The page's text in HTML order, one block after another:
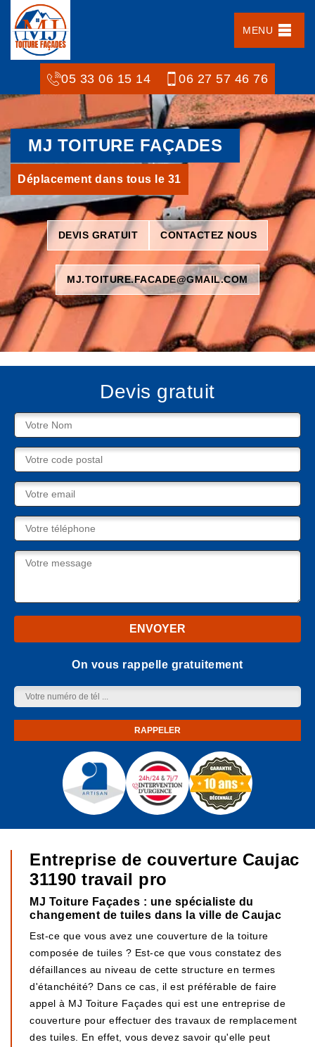
MENU
05 33 06 15 14 06 27 57 46 76
MJ TOITURE FAÇADES
Déplacement dans tous le 31
DEVIS GRATUIT CONTACTEZ NOUS
MJ.TOITURE.FACADE@GMAIL.COM
Devis gratuit
On vous rappelle gratuitement
Entreprise de couverture Caujac
31190 travail pro
MJ Toiture Façades : une spécialiste du
changement de tuiles dans la ville de Caujac
Est-ce que vous avez une couverture de la toiture
composée de tuiles ? Est-ce que vous constatez des
défaillances au niveau de cette structure en termes
d'étanchéité? Dans ce cas, il est préférable de faire
appel à MJ Toiture Façades qui est une entreprise de
couverture pour effectuer des travaux de remplacement
des tuiles. En effet, vous devez savoir qu'elle peut